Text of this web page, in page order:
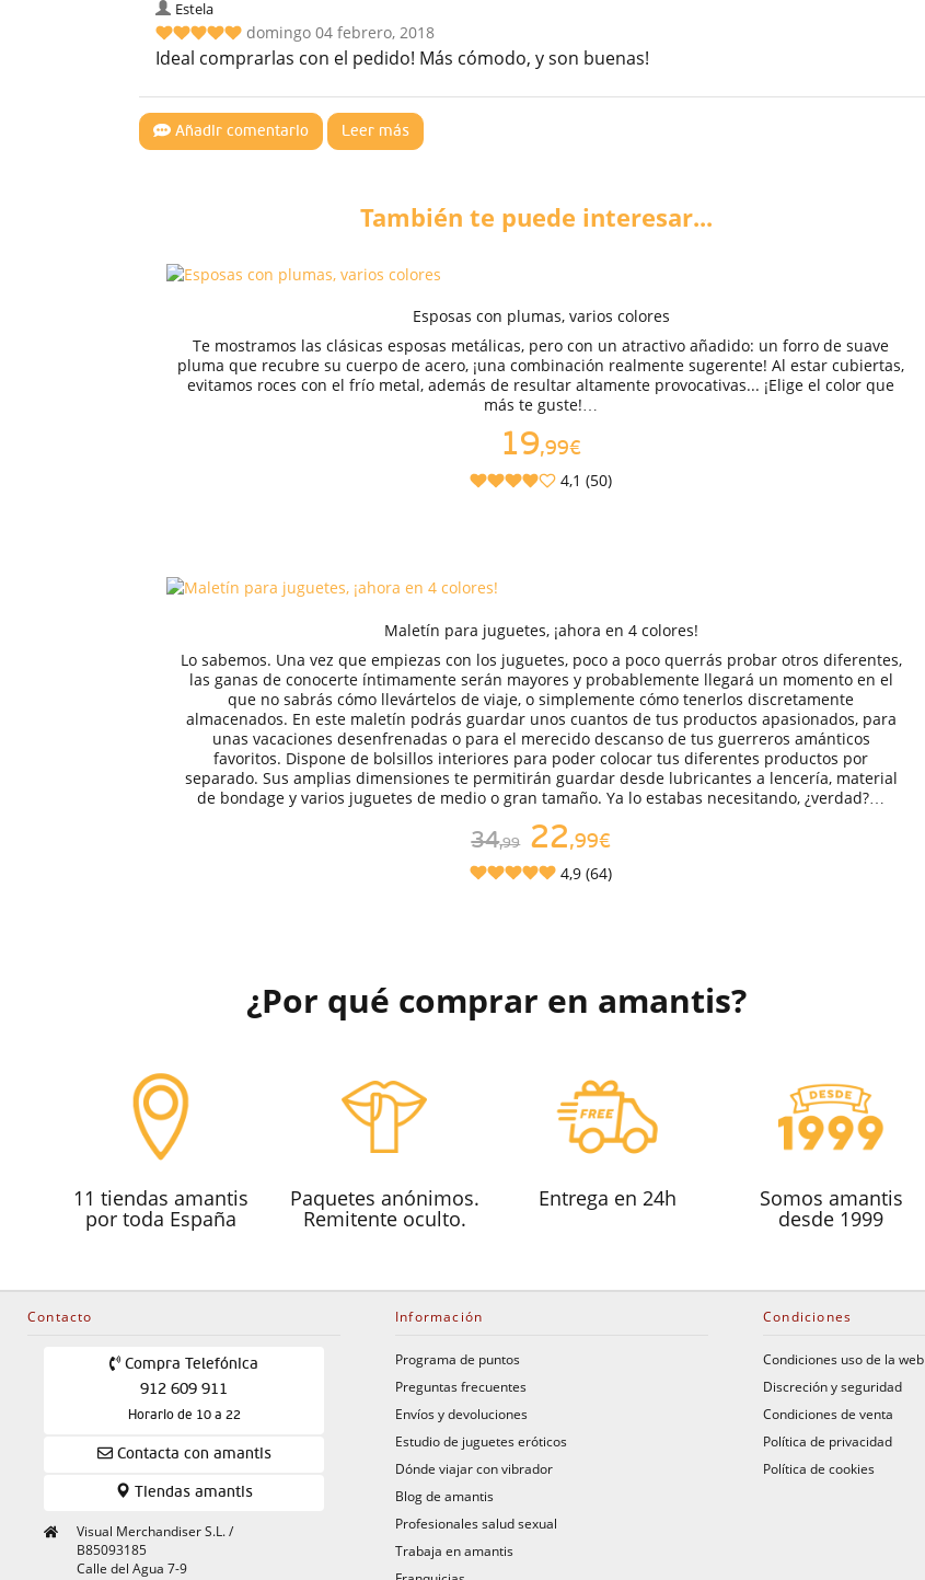
Estela
domingo 04 febrero, 2018
Ideal comprarlas con el pedido! Más cómodo, y son buenas!
Añadir comentario Leer más
También te puede interesar...
Esposas con plumas, varios colores
Te mostramos las clásicas esposas metálicas, pero con un atractivo añadido: un forro de suave
pluma que recubre su cuerpo de acero, ¡una combinación realmente sugerente! Al estar cubiertas,
evitamos roces con el frío metal, además de resultar altamente provocativas... ¡Elige el color que
más te guste!…
19,99€
4,1 (50)
Maletín para juguetes, ¡ahora en 4 colores!
Lo sabemos. Una vez que empiezas con los juguetes, poco a poco querrás probar otros diferentes,
las ganas de conocerte íntimamente serán mayores y probablemente llegará un momento en el
que no sabrás cómo llevártelos de viaje, o simplemente cómo tenerlos discretamente
almacenados. En este maletín podrás guardar unos cuantos de tus productos apasionados, para
unas vacaciones desenfrenadas o para el merecido descanso de tus guerreros amánticos
favoritos. Dispone de bolsillos interiores para poder colocar tus diferentes productos por
separado. Sus amplias dimensiones te permitirán guardar desde lubricantes a lencería, material
de bondage y varios juguetes de medio o gran tamaño. Ya lo estabas necesitando, ¿verdad?…
34,99 22,99€
4,9 (64)
¿Por qué comprar en amantis?
11 tiendas amantis
por toda España
Paquetes anónimos.
Remitente oculto.
Entrega en 24h Somos amantis
desde 1999
Contacto
Compra Telefónica
912 609 911
Horario de 10 a 22
Contacta con amantis
Tiendas amantis
Visual Merchandiser S.L. /
B85093185
Calle del Agua 7-9
Información
Programa de puntos
Preguntas frecuentes
Envíos y devoluciones
Estudio de juguetes eróticos
Dónde viajar con vibrador
Blog de amantis
Profesionales salud sexual
Trabaja en amantis
Condiciones
Condiciones uso de la web
Discreción y seguridad
Condiciones de venta
Política de privacidad
Política de cookies